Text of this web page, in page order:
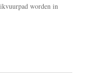
worden in